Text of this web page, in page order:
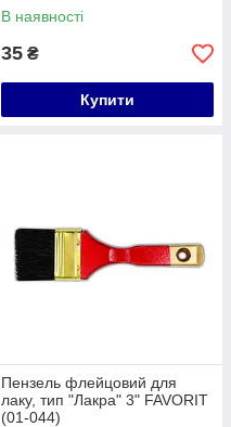
В наявності
35 ₴
Купити
Пензель флейцовий для
лаку, тип "Лакра" 3" FAVORIT
(01-044)